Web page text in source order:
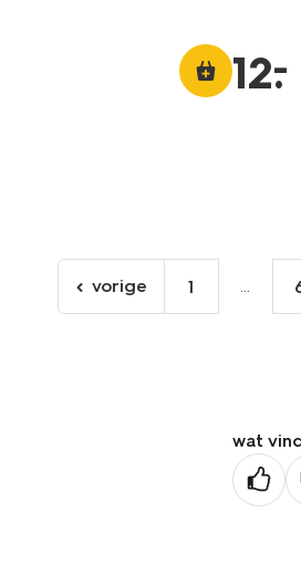
12.
–
ga
naar
vorige 1 ...
wat